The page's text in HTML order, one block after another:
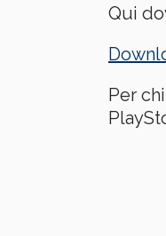
Qui
Per